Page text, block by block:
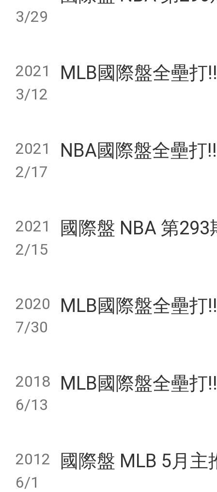
3/29
2021
3/12
MLB國際盤全壘打
2021
2/17
NBA國際盤全壘打
2021
2/15
國際盤 NBA 第
2020
7/30
MLB國際盤全壘打
2018
6/13
MLB國際盤全壘打
2012
6/1
國際盤 MLB 5月主